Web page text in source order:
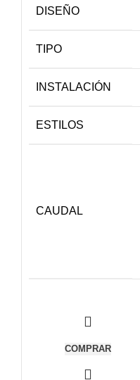
DISEÑO
TIPO
INSTALACIÓN
ESTILOS
CAUDAL
COMPRAR